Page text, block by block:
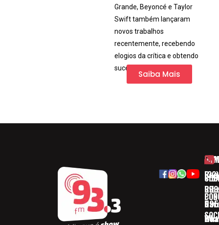
Grande, Beyoncé e Taylor
Swift também lançaram
novos trabalhos
recentemente, recebendo
elogios da crítica e obtendo
sucesso comercial.
Saiba Mais
(32)